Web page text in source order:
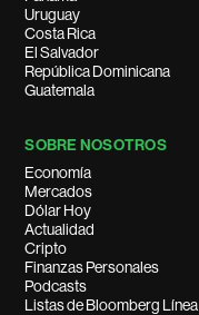
Uruguay
Costa Rica
El Salvador
República Dominicana
Guatemala
SOBRE NOSOTROS
Economía
Mercados
Dólar Hoy
Actualidad
Cripto
Finanzas Personales
Podcasts
Listas de Bloomberg Línea